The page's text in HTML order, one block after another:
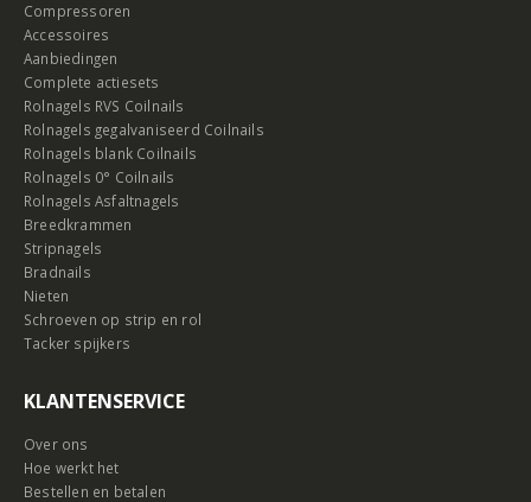
Compressoren
Accessoires
Aanbiedingen
Complete actiesets
Rolnagels RVS Coilnails
Rolnagels gegalvaniseerd Coilnails
Rolnagels blank Coilnails
Rolnagels 0° Coilnails
Rolnagels Asfaltnagels
Breedkrammen
Stripnagels
Bradnails
Nieten
Schroeven op strip en rol
Tacker spijkers
KLANTENSERVICE
Over ons
Hoe werkt het
Bestellen en betalen